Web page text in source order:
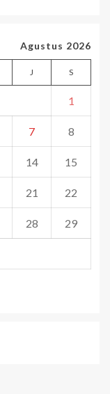
Agustus 2026
J S
1
7 8
14 15
21 22
28 29